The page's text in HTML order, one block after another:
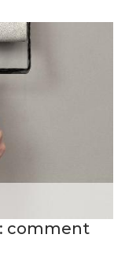
comment